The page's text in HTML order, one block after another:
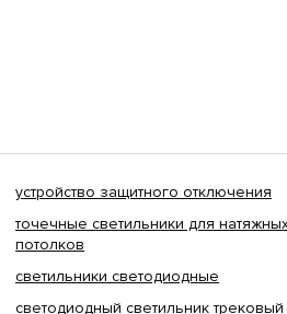
устройство защитного отключения
точечные светильники для
потолков
светильники светодиодные
светодиодный светильник трековый